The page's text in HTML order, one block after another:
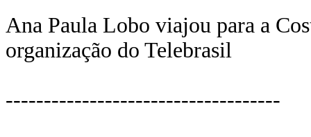
Ana Paula Lobo viajou para a
organização do Telebrasil
------------------------------------